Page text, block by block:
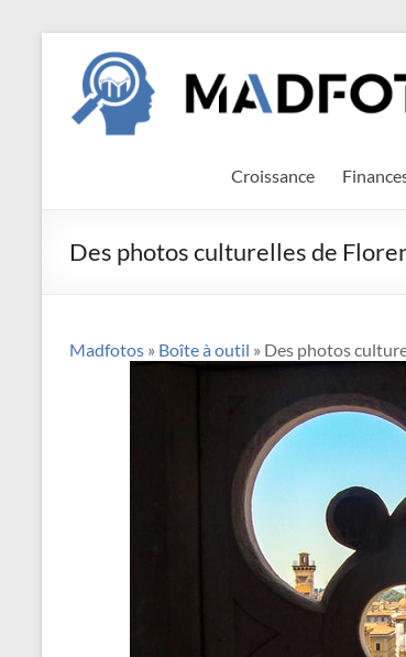
contenuMadfotos
Croissance
Des photos culturelles de
Madfotos » Boîte à outil » Des photos